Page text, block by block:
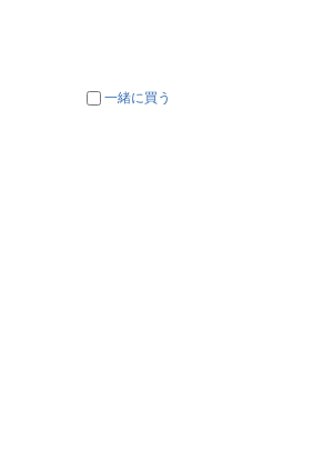
一緒に買う